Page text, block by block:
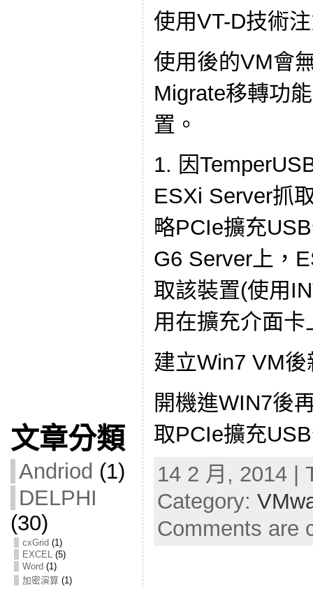
文章分類
Andriod (1)
DELPHI
(30)
cxGrid (1)
EXCEL(5)
Word (1)
加密演算(1)
使用VT-D技術
使用後的VM會
Migrate移轉功
置。
1. 因
ESXi Server抓
略PCIe擴充
G6 Server上，
取該裝置(使用
用在擴充介面卡
建立Win7 VM
開機進WIN7後
取PCIe擴充
14 2 月, 2014 |
Category:
Comments are